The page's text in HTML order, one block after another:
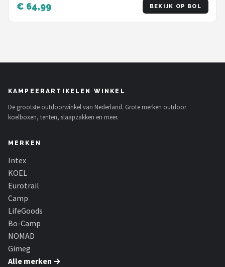
€ 64,99 BEKIJK OP BOL
KAMPEERARTIKELEN WINKEL
De grootste outdoorwinkel van Nederland. Grote merken outdoor
koelboxen, tenten, slaapzakken en meer.
MERKEN
Intex
KOEL
Eurotrail
Camp
LifeGoods
Bo-Camp
NOMAD
Gimeg
Alle merken →